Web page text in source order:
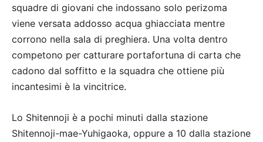
squadre di giovani che indossano solo perizoma
viene versata addosso acqua ghiacciata mentre
corrono nella sala di preghiera. Una volta dentro
competono per catturare portafortuna di carta che
cadono dal soffitto e la squadra che ottiene più
incantesimi è la vincitrice.
Lo Shitennoji è a pochi minuti dalla stazione
Shitennoji-mae-Yuhigaoka, oppure a 10 dalla stazione